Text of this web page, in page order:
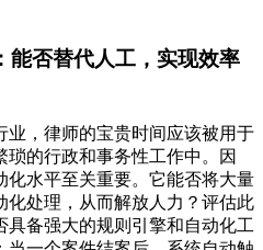
能否替代人工，实现效率
业，律师的宝贵时间应该被用于
的行政和事务性工作中。因
化水平至关重要。它能否将大量
化处理，从而解放人力？评估此
备强大的规则引擎和自动化工